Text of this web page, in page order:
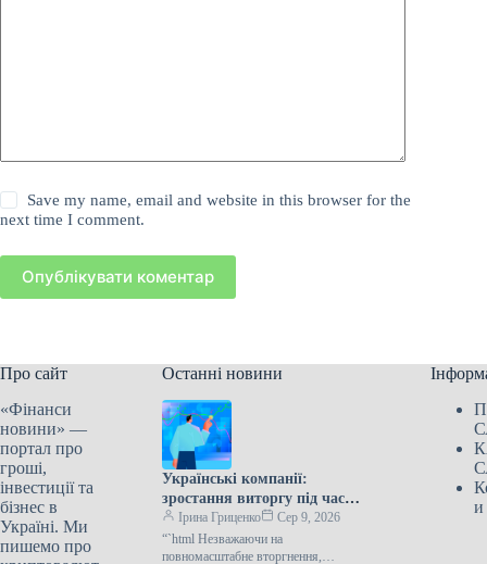
Save my name, email and website in this browser for the
next time I comment.
Опублікувати коментар
Про сайт
«Фінанси
новини» —
портал про
гроші,
інвестиції та
бізнес в
Україні. Ми
пишемо про
Останні новини
Українські компанії:
зростання виторгу під час
війниІрина Гриценко
Сер 9, 2026
“`html Незважаючи на
повномасштабне вторгнення,
и